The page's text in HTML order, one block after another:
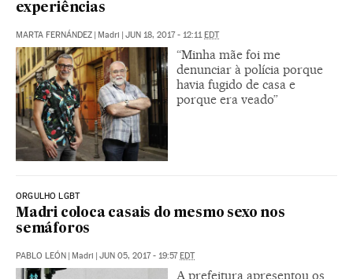
experiências
MARTA FERNÁNDEZ | Madri | JUN 18, 2017 - 12:11EDT
“Minha mãe foi me
denunciar à polícia porque
havia fugido de casa e
porque era veado”
ORGULHO LGBT
Madri coloca casais do mesmo sexo nos
semáforos
PABLO LEÓN | Madri | JUN 05, 2017 - 19:57EDT
A prefeitura apresentou os